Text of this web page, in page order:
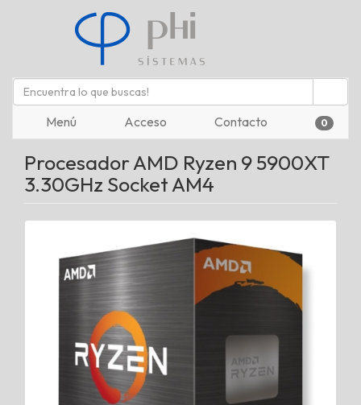
Menú Acceso Contacto 0
Procesador AMD Ryzen 9 5900XT
3.30GHz Socket AM4